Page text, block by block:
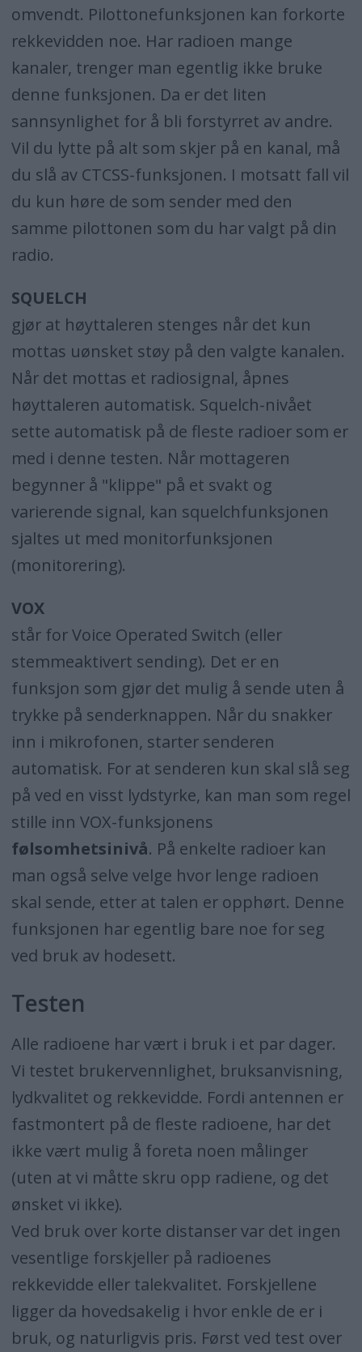
omvendt. Pilottonefunksjonen kan forkorte
rekkevidden noe. Har radioen mange
kanaler, trenger man egentlig ikke bruke
denne funksjonen. Da er det liten
sannsynlighet for å bli forstyrret av andre.
Vil du lytte på alt som skjer på en kanal, må
du slå av CTCSS-funksjonen. I motsatt fall vil
du kun høre de som sender med den
samme pilottonen som du har valgt på din
radio.
SQUELCH
gjør at høyttaleren stenges når det kun
mottas uønsket støy på den valgte kanalen.
Når det mottas et radiosignal, åpnes
høyttaleren automatisk. Squelch-nivået
sette automatisk på de fleste radioer som er
med i denne testen. Når mottageren
begynner å "klippe" på et svakt og
varierende signal, kan squelchfunksjonen
sjaltes ut med monitorfunksjonen
(monitorering).
VOX
står for Voice Operated Switch (eller
stemmeaktivert sending). Det er en
funksjon som gjør det mulig å sende uten å
trykke på senderknappen. Når du snakker
inn i mikrofonen, starter senderen
automatisk. For at senderen kun skal slå seg
på ved en visst lydstyrke, kan man som regel
stille inn VOX-funksjonens
følsomhetsinivå. På enkelte radioer kan
man også selve velge hvor lenge radioen
skal sende, etter at talen er opphørt. Denne
funksjonen har egentlig bare noe for seg
ved bruk av hodesett.
Testen
Alle radioene har vært i bruk i et par dager.
Vi testet brukervennlighet, bruksanvisning,
lydkvalitet og rekkevidde. Fordi antennen er
fastmontert på de fleste radioene, har det
ikke vært mulig å foreta noen målinger
(uten at vi måtte skru opp radiene, og det
ønsket vi ikke).
Ved bruk over korte distanser var det ingen
vesentlige forskjeller på radioenes
rekkevidde eller talekvalitet. Forskjellene
ligger da hovedsakelig i hvor enkle de er i
bruk, og naturligvis pris. Først ved test over